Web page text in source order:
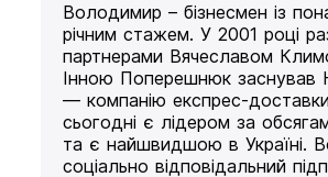
Володимир – бізнесмен із
річним стажем. У 2001 році
партнерами Вячеславом
Інною Поперешнюк заснував
— компанію експрес-
сьогодні є лідером за
та є найшвидшою в Україні.
соціально відповідальний